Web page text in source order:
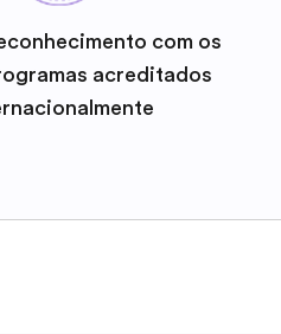
com os
acreditados